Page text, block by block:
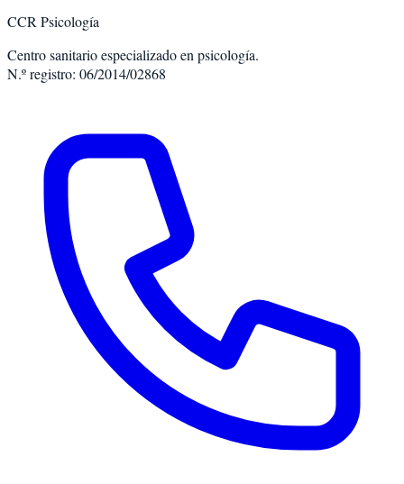
CCR Psicología
Centro sanitario especializado en psicología.
N.º registro: 06/2014/02868